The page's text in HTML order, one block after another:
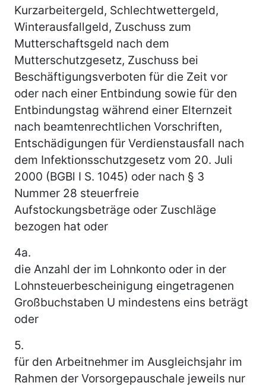
Kurzarbeitergeld, Schlechtwettergeld,
Winterausfallgeld, Zuschuss zum
Mutterschaftsgeld nach dem
Mutterschutzgesetz, Zuschuss bei
Beschäftigungsverboten für die Zeit vor
oder nach einer Entbindung sowie für den
Entbindungstag während einer Elternzeit
nach beamtenrechtlichen Vorschriften,
Entschädigungen für Verdienstausfall nach
dem Infektionsschutzgesetz vom 20. Juli
2000 (BGBl I S. 1045) oder nach § 3
Nummer 28 steuerfreie
Aufstockungsbeträge oder Zuschläge
bezogen hat oder
4a.
die Anzahl der im Lohnkonto oder in der
Lohnsteuerbescheinigung eingetragenen
Großbuchstaben U mindestens eins beträgt
oder
5.
für den Arbeitnehmer im Ausgleichsjahr im
Rahmen der Vorsorgepauschale jeweils nur